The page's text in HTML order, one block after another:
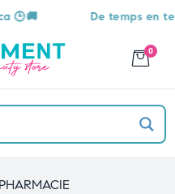
De temps en
0